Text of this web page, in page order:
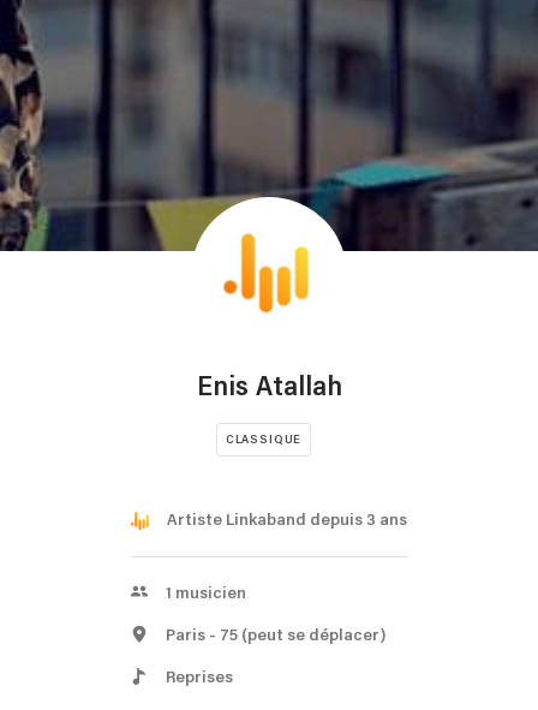
Enis Atallah
CLASSIQUE
Artiste Linkaband depuis 3 ans
1 musicien
Paris - 75 (peut se déplacer)
Reprises